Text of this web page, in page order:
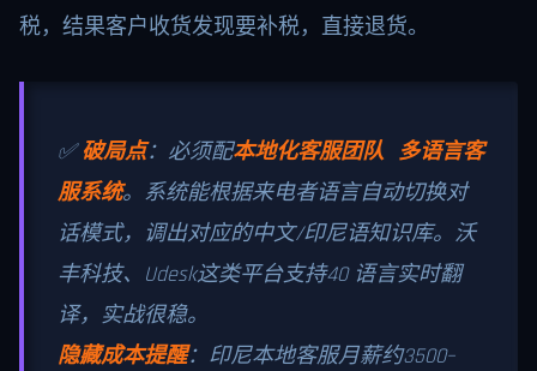
税，结果客户收货发现要补税，直接退货。
✅破局点：必须配本地化客服团队 多语言客
服系统。系统能根据来电者语言自动切换对
话模式，调出对应的中文/印尼语知识库。沃
丰科技、Udesk这类平台支持40 语言实时翻
译，实战很稳。
隐藏成本提醒：印尼本地客服月薪约3500–